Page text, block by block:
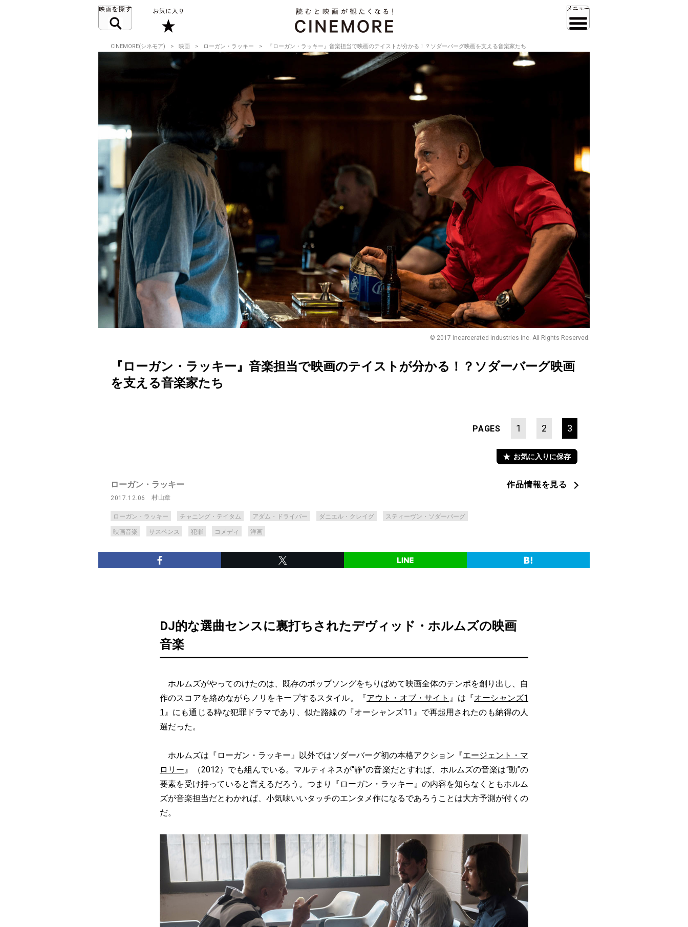
CINEMORE(シネモア) 映画 ローガン・ラッキー 『ローガン・ラッキー』音楽担当で映画のテイストが分かる！？ソダーバーグ映画を支える音楽家たち
© 2017 Incarcerated Industries Inc. All Rights Reserved.
『ローガン・ラッキー』音楽担当で映画のテイストが分かる！？ソダーバーグ映画
を支える音楽家たち
PAGES 1 2 3
お気に入りに保存
ローガン・ラッキー
2017.12.06 村山章
ローガン・ラッキー チャニング・テイタム アダム・ドライバー ダニエル・クレイグ スティーヴン・ソダーバーグ
映画音楽 サスペンス 犯罪 コメディ 洋画
作品情報を見る
DJ的な選曲センスに裏打ちされたデヴィッド・ホルムズの映画
音楽
ホルムズがやってのけたのは、既存のポップソングをちりばめて映画全体のテンポを創り出し、自
作のスコアを絡めながらノリをキープするスタイル。『アウト・オブ・サイト 』は『オーシャンズ1
1 』にも通じる粋な犯罪ドラマであり、似た路線の『オーシャンズ11』で再起用されたのも納得の人
選だった。
ホルムズは『ローガン・ラッキー』以外ではソダーバーグ初の本格アクション『エージェント・マ
ロリー』（2012）でも組んでいる。マルティネスが“静”の音楽だとすれば、ホルムズの音楽は“動”の
要素を受け持っていると言えるだろう。つまり『ローガン・ラッキー』の内容を知らなくともホルム
ズが音楽担当だとわかれば、小気味いいタッチのエンタメ作になるであろうことは大方予測が付くの
だ。